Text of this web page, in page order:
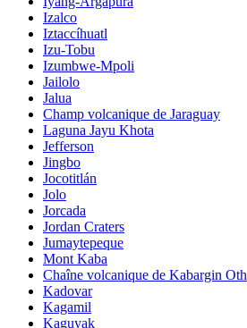
Izalco
Iztaccíhuatl
Izu-Tobu
Izumbwe-Mpoli
Jailolo
Jalua
Champ volcanique de Jaraguay
Laguna Jayu Khota
Jefferson
Jingbo
Jocotitlán
Jolo
Jorcada
Jordan Craters
Jumaytepeque
Mont Kaba
Chaîne volcanique de Kabargin Oth
Kadovar
Kagamil
Kaguyak